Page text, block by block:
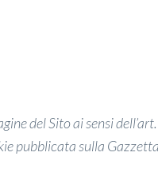
del Sito ai sensi
pubblicata sulla